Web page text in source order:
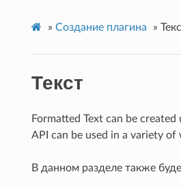
» Создание плагина »
Текст
Formatted Text can be created
API can be used in a variety
В данном разделе также